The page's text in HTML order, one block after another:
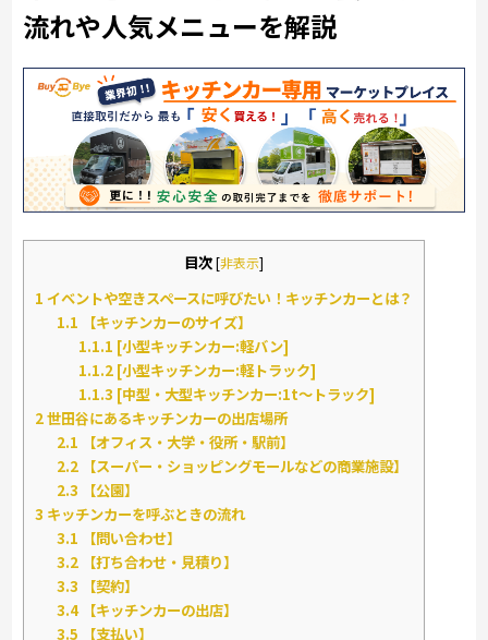
流れや人気メニューを解説
目次[非表示]
1 イベントや空きスペースに呼びたい！キッチンカーとは？
1.1 【キッチンカーのサイズ】
1.1.1 [小型キッチンカー:軽バン]
1.1.2 [小型キッチンカー:軽トラック]
1.1.3 [中型・大型キッチンカー:1t～トラック]
2世田谷にあるキッチンカーの出店場所
2.1 【オフィス・大学・役所・駅前】
2.2 【スーパー・ショッピングモールなどの商業施設】
2.3 【公園】
3 キッチンカーを呼ぶときの流れ
3.1 【問い合わせ】
3.2 【打ち合わせ・見積り】
3.3 【契約】
3.4【キッチンカーの出店】
3.5 【支払い】